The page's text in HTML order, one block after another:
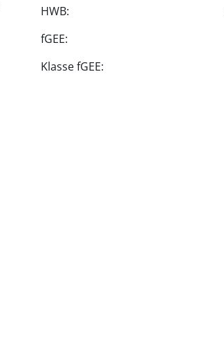
HWB:
fGEE:
Klasse fGEE: